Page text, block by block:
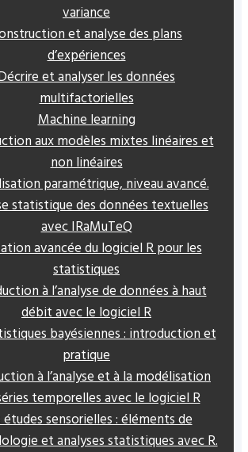
variance
et analyse des plans
d’expériences
et analyser les données
multifactorielles
Machine learning
aux modèles mixtes linéaires et
non linéaires
paramétrique, niveau avancé.
statistique des données textuelles
avec IRaMuTeQ
avancée du logiciel R pour les
statistiques
à l’analyse de données à haut
débit avec le logiciel R
bayésiennes : introduction et
pratique
à l’analyse et à la modélisation
temporelles avec le logiciel R
études sensorielles : éléments de
et analyses statistiques avec R.